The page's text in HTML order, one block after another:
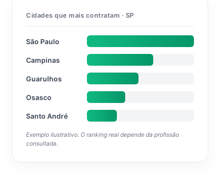
Cidades que mais contratam · SP
São Paulo
Campinas
Guarulhos
Osasco
Santo André
Exemplo ilustrativo. O ranking real depende da profissão
consultada.